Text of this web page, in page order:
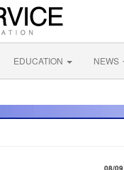
EDUCATION NEWS
08/09